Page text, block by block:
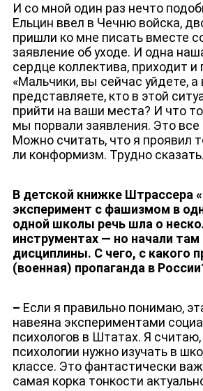
И со мной один раз нечто
Ельцин ввел в Чечню войска,
пришли ко мне писать вместе
заявление об уходе. И одна
сердце коллектива, приходит и
«Мальчики, вы сейчас уйдете, а
представляете, кто в этой
прийти на ваши места? И что
мы порвали заявления. Это все
Можно считать, что я проявил
ли конформизм. Трудно сказать.
В детской книжке Штрассера
эксперимент с фашизмом в
одной школы речь шла о
инструментах — но начали там
дисциплины. С чего, с какого
(военная) пропаганда в
– Если я правильно понимаю,
навеяна экспериментами
психологов в Штатах. Я
психологии нужно изучать в
классе. Это фантастически
самая корка тонкости